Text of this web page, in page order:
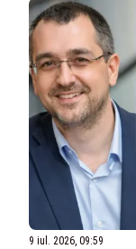
9 iul. 2026, 09:59